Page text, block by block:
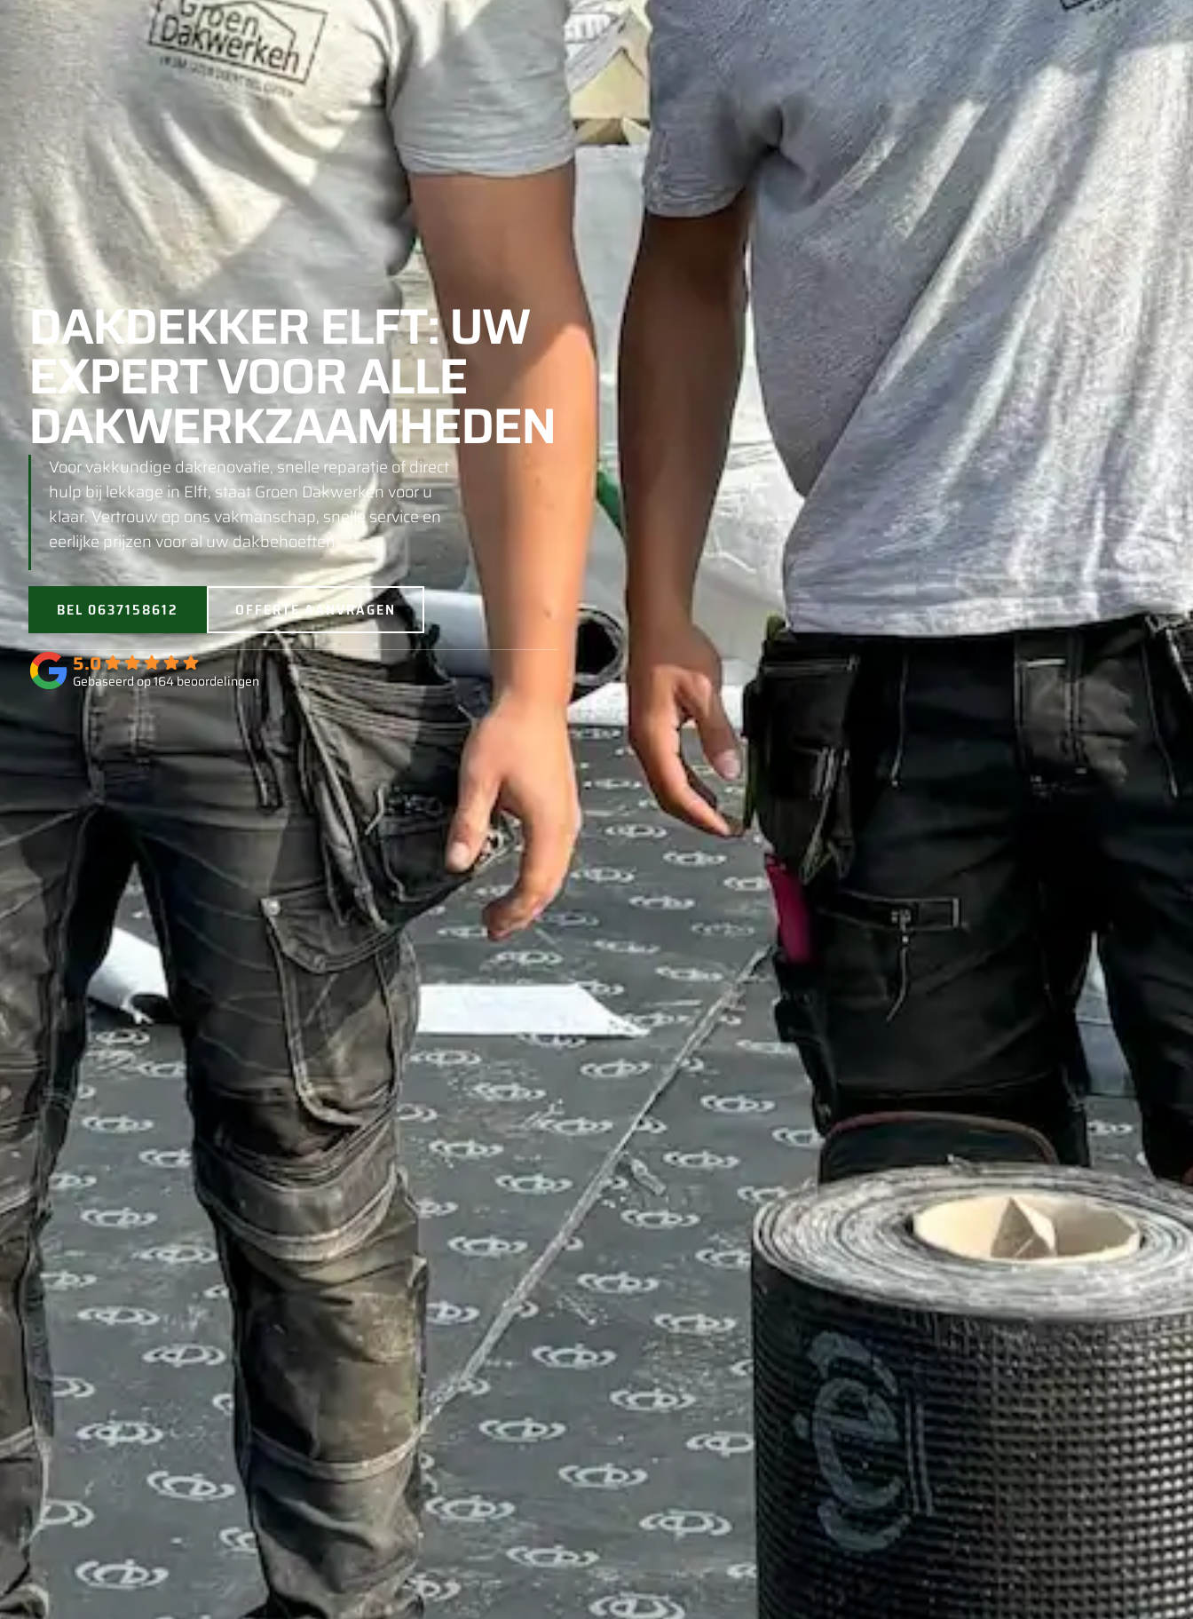
DAKDEKKER ELFT: UW
EXPERT VOOR ALLE
DAKWERKZAAMHEDEN
Voor vakkundige dakrenovatie, snelle reparatie of direct
hulp bij lekkage in Elft, staat Groen Dakwerken voor u
klaar. Vertrouw op ons vakmanschap, snelle service en
eerlijke prijzen voor al uw dakbehoeften.
BEL 0637158612 OFFERTE AANVRAGEN
5.0
Gebaseerd op 164 beoordelingen